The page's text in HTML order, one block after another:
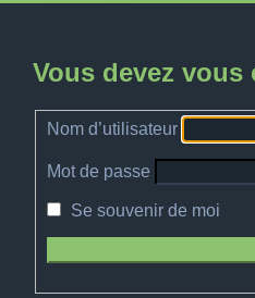
Vous devez
Nom d’utilisateur
Mot de passe
Se souvenir de moi